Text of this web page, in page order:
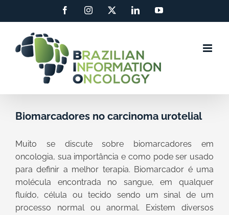
conteúdo
FacebookInstagram LinkedInYouTube
Biomarcadores no carcinoma urotelial
Muito se discute sobre biomarcadores em
oncologia, sua importância e como pode ser usado
para definir a melhor terapia. Biomarcador é uma
molécula encontrada no sangue, em qualquer
fluído, célula ou tecido sendo um sinal de um
processo normal ou anormal. Existem diversos